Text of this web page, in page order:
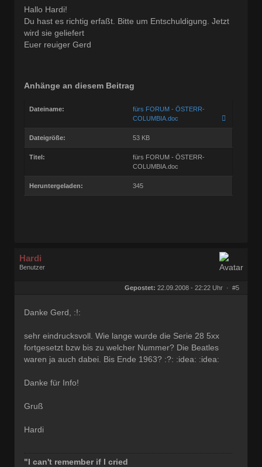
Hallo Hardi!
Du hast es richtig erfaßt. Bitte um Entschuldigung. Jetzt
wird sie geliefert
Euer reuiger Gerd
Anhänge an diesem Beitrag
Dateiname:
fürs FORUM - ÖSTERR-
COLUMBIA.doc
Dateigröße: 53 KB
Titel:
fürs FORUM - ÖSTERR-
COLUMBIA.doc
Heruntergeladen: 345
Hardi
Benutzer
Gepostet: 22.09.2008 - 22:22 Uhr · #5
Danke Gerd, :!:
sehr eindrucksvoll. Wie lange wurde die Serie 28 5xx
fortgesetzt bzw bis zu welcher Nummer? Die Beatles
waren ja auch dabei. Bis Ende 1963? :?: :idea: :idea:
Danke für Info!
Gruß
Hardi
"I can't remember if I cried